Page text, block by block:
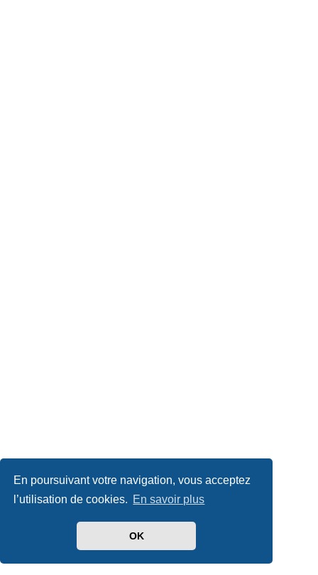
En poursuivant votre navigation, vous acceptez
l’utilisation de cookies. En savoir plus
OK